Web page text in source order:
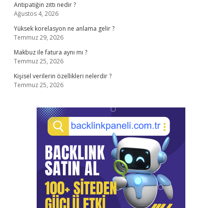
Antipatiğin zıttı nedir ?
Ağustos 4, 2026
Yüksek korelasyon ne anlama gelir ?
Temmuz 29, 2026
Makbuz ile fatura aynı mı ?
Temmuz 25, 2026
Kişisel verilerin özellikleri nelerdir ?
Temmuz 25, 2026